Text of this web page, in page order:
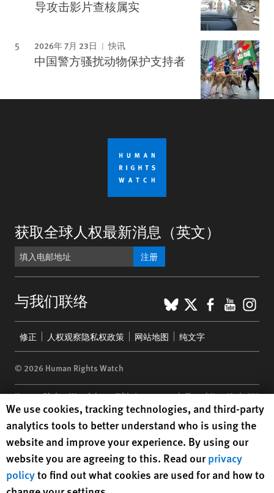
导攻击影片查核属实
2026年 7月 23日 快讯
中国警方骚扰动物保护支持者
获取全球人权最新消息（英文）
注册
与我们联络 BlueSky
X
menu
修正 人权观察隐私权政策 网站地图 纯文字
© 2026 Human Rights Watch
Human Rights Watch| 350 Fifth Avenue, 34th Floor | New York,NY
10118-3299USA|t 1.212.290.4700
Human Rights Watchis a 501(C)(3) nonprofit registered in the US
under EIN: 13-2875808
Human Rights Watch cookie preferences
We use cookies, tracking technologies, and third-party
analytics tools to better understand who is using the
website and improve your experience. By using our
website you are agreeing to this. Read ourprivacy
policyto find out what cookies are used for and how to